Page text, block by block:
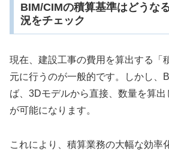
BIM/CIMの積算基準はどうな
況をチェック
現在、建設工事の費用を算出する「
元に行うのが一般的です。しかし、
ば、3Dモデルから直接、数量を算出
が可能になります。
これにより、積算業務の大幅な効率